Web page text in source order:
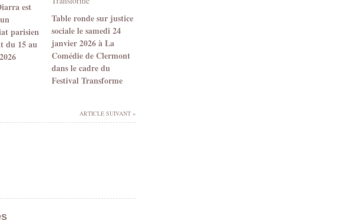
est
parisien
du 15 au
Table ronde sur justice
sociale le samedi 24
janvier 2026 à La
Comédie de Clermont
dans le cadre du
Festival Transforme
ARTICLE SUIVANT »